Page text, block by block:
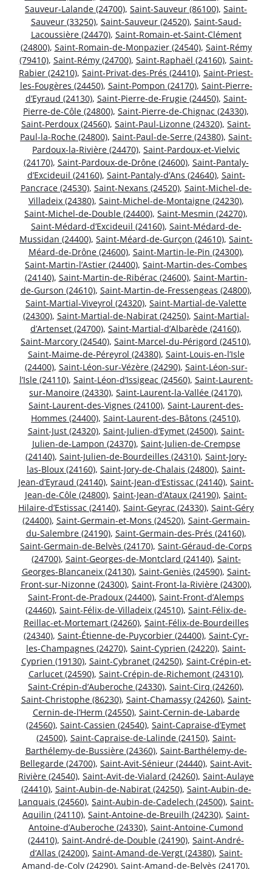
Sauveur-Lalande (24700), Saint-Sauveur (86100), Saint-
Sauveur (33250), Saint-Sauveur (24520), Saint-Saud-
Lacoussière (24470), Saint-Romain-et-Saint-Clément
(24800), Saint-Romain-de-Monpazier (24540), Saint-Rémy
(79410), Saint-Rémy (24700), Saint-Raphaël (24160), Saint-
Rabier (24210), Saint-Privat-des-Prés (24410), Saint-Priest-
les-Fougères (24450), Saint-Pompon (24170), Saint-Pierre-
d’Eyraud (24130), Saint-Pierre-de-Frugie (24450), Saint-
Pierre-de-Côle (24800), Saint-Pierre-de-Chignac (24330),
Saint-Perdoux (24560), Saint-Paul-Lizonne (24320), Saint-
Paul-la-Roche (24800), Saint-Paul-de-Serre (24380), Saint-
Pardoux-la-Rivière (24470), Saint-Pardoux-et-Vielvic
(24170), Saint-Pardoux-de-Drône (24600), Saint-Pantaly-
d’Excideuil (24160), Saint-Pantaly-d’Ans (24640), Saint-
Pancrace (24530), Saint-Nexans (24520), Saint-Michel-de-
Villadeix (24380), Saint-Michel-de-Montaigne (24230),
Saint-Michel-de-Double (24400), Saint-Mesmin (24270),
Saint-Médard-d’Excideuil (24160), Saint-Médard-de-
Mussidan (24400), Saint-Méard-de-Gurçon (24610), Saint-
Méard-de-Drône (24600), Saint-Martin-le-Pin (24300),
Saint-Martin-l’Astier (24400), Saint-Martin-des-Combes
(24140), Saint-Martin-de-Ribérac (24600), Saint-Martin-
de-Gurson (24610), Saint-Martin-de-Fressengeas (24800),
Saint-Martial-Viveyrol (24320), Saint-Martial-de-Valette
(24300), Saint-Martial-de-Nabirat (24250), Saint-Martial-
d’Artenset (24700), Saint-Martial-d’Albarède (24160),
Saint-Marcory (24540), Saint-Marcel-du-Périgord (24510),
Saint-Maime-de-Péreyrol (24380), Saint-Louis-en-l’Isle
(24400), Saint-Léon-sur-Vézère (24290), Saint-Léon-sur-
l’Isle (24110), Saint-Léon-d’Issigeac (24560), Saint-Laurent-
sur-Manoire (24330), Saint-Laurent-la-Vallée (24170),
Saint-Laurent-des-Vignes (24100), Saint-Laurent-des-
Hommes (24400), Saint-Laurent-des-Bâtons (24510),
Saint-Just (24320), Saint-Julien-d’Eymet (24500), Saint-
Julien-de-Lampon (24370), Saint-Julien-de-Crempse
(24140), Saint-Julien-de-Bourdeilles (24310), Saint-Jory-
las-Bloux (24160), Saint-Jory-de-Chalais (24800), Saint-
Jean-d’Eyraud (24140), Saint-Jean-d’Estissac (24140), Saint-
Jean-de-Côle (24800), Saint-Jean-d’Ataux (24190), Saint-
Hilaire-d’Estissac (24140), Saint-Geyrac (24330), Saint-Géry
(24400), Saint-Germain-et-Mons (24520), Saint-Germain-
du-Salembre (24190), Saint-Germain-des-Prés (24160),
Saint-Germain-de-Belvès (24170), Saint-Géraud-de-Corps
(24700), Saint-Georges-de-Montclard (24140), Saint-
Georges-Blancaneix (24130), Saint-Geniès (24590), Saint-
Front-sur-Nizonne (24300), Saint-Front-la-Rivière (24300),
Saint-Front-de-Pradoux (24400), Saint-Front-d’Alemps
(24460), Saint-Félix-de-Villadeix (24510), Saint-Félix-de-
Reillac-et-Mortemart (24260), Saint-Félix-de-Bourdeilles
(24340), Saint-Étienne-de-Puycorbier (24400), Saint-Cyr-
les-Champagnes (24270), Saint-Cyprien (24220), Saint-
Cyprien (19130), Saint-Cybranet (24250), Saint-Crépin-et-
Carlucet (24590), Saint-Crépin-de-Richemont (24310),
Saint-Crépin-d’Auberoche (24330), Saint-Cirq (24260),
Saint-Christophe (86230), Saint-Chamassy (24260), Saint-
Cernin-de-l’Herm (24550), Saint-Cernin-de-Labarde
(24560), Saint-Cassien (24540), Saint-Capraise-d’Eymet
(24500), Saint-Capraise-de-Lalinde (24150), Saint-
Barthélemy-de-Bussière (24360), Saint-Barthélemy-de-
Bellegarde (24700), Saint-Avit-Sénieur (24440), Saint-Avit-
Rivière (24540), Saint-Avit-de-Vialard (24260), Saint-Aulaye
(24410), Saint-Aubin-de-Nabirat (24250), Saint-Aubin-de-
Lanquais (24560), Saint-Aubin-de-Cadelech (24500), Saint-
Aquilin (24110), Saint-Antoine-de-Breuilh (24230), Saint-
Antoine-d’Auberoche (24330), Saint-Antoine-Cumond
(24410), Saint-André-de-Double (24190), Saint-André-
d’Allas (24200), Saint-Amand-de-Vergt (24380), Saint-
Amand-de-Coly (24290), Saint-Amand-de-Belvès (24170),